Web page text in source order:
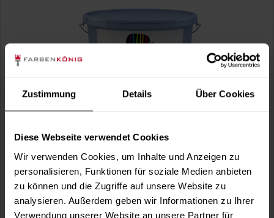
Zustimmung Details Über Cookies
Diese Webseite verwendet Cookies
Wir verwenden Cookies, um Inhalte und Anzeigen zu
personalisieren, Funktionen für soziale Medien anbieten
zu können und die Zugriffe auf unsere Website zu
analysieren. Außerdem geben wir Informationen zu Ihrer
Verwendung unserer Website an unsere Partner für
Sanierung gerissener...
unterschiedlichen klimatischen Belastungen...
521,49 €
Inhalt: 12.5 Liter (41,72 € / 1 Liter)